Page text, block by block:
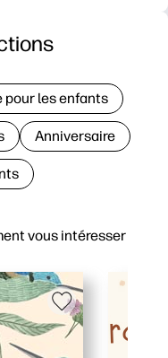
vous intéresser
pour les enfants
Anniversaire